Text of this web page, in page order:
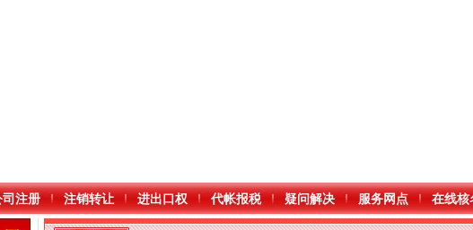
司注册 注销转让 进出口权 代帐报税 疑问解决 服务网点 在线核